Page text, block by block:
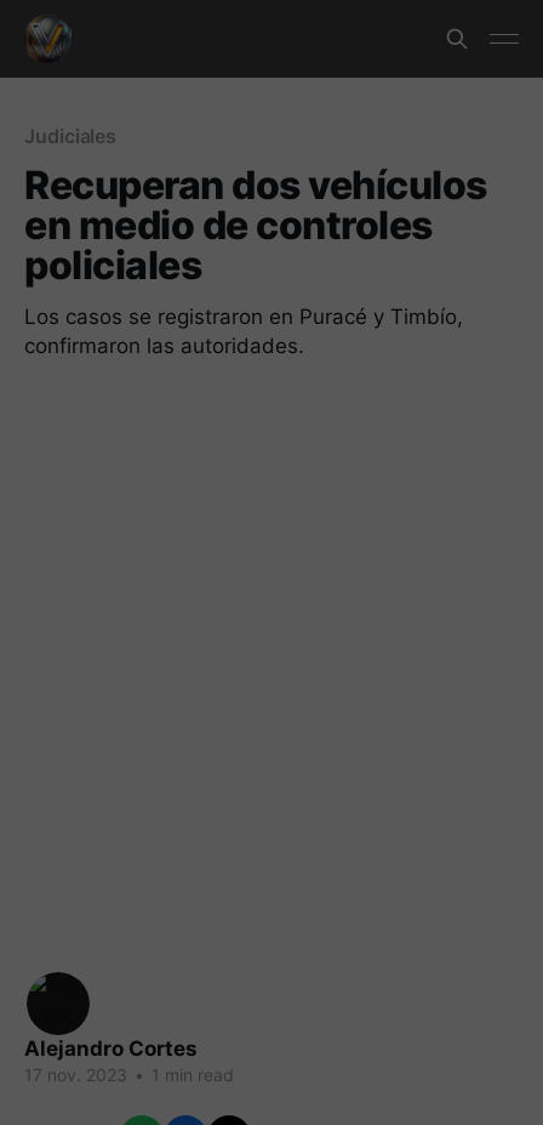
Judiciales
Recuperan dos vehículos
en medio de controles
policiales
Los casos se registraron en Puracé y Timbío,
confirmaron las autoridades.
Alejandro Cortes
17 nov. 2023 • 1 min read